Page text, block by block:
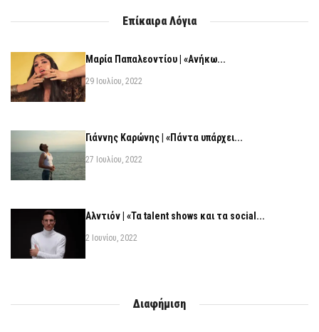
Επίκαιρα Λόγια
Μαρία Παπαλεοντίου | «Ανήκω...
29 Ιουλίου, 2022
Γιάννης Καρώνης | «Πάντα υπάρχει...
27 Ιουλίου, 2022
Αλντιόν | «Τα talent shows και τα social...
2 Ιουνίου, 2022
Διαφήμιση